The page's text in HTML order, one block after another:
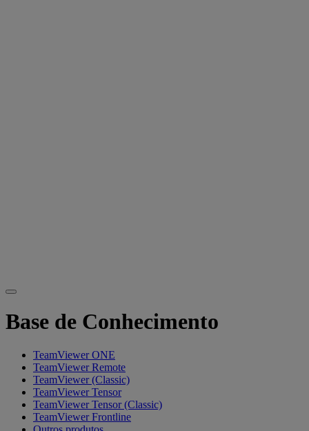
Base de Conhecimento
TeamViewer ONE
TeamViewer Remote
TeamViewer (Classic)
TeamViewer Tensor
TeamViewer Tensor (Classic)
TeamViewer Frontline